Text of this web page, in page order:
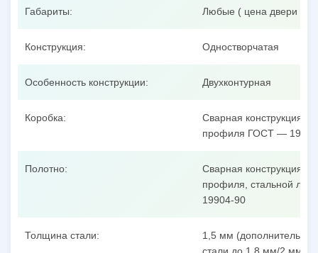
Габариты: Любые ( цена двери
Конструкция: Одностворчатая
Особенность конструкции: Двухконтурная
Коробка:
Сварная конструкция из
профиля ГОСТ —
Полотно:
Сварная конструкция из
профиля, стальной
19904-90
Толщина стали:
1,5 мм